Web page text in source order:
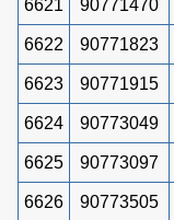
6621 90771470
6622 90771823
6623 90771915
6624 90773049
6625 90773097
6626 90773505